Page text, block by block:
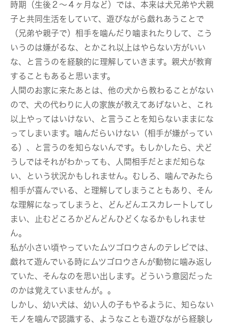
時期（生後２〜４ヶ月など）では、本来は犬兄弟や犬親
子と共同生活をしていて、遊びながら戯れあうことで
（兄弟や親子で）相手を噛んだり噛まれたりして、こう
いうのは嫌がるな、とかこれ以上はやらない方がいい
な、と言うのを経験的に理解していきます。親犬が教育
することもあると思います。
人間のお家に来たあとは、他の犬から教わることがない
ので、犬の代わりに人の家族が教えてあげないと、これ
以上やってはいけない、と言うことを知らないままにな
ってしまいます。噛んだらいけない（相手が嫌がってい
る）、と言うのを知らないんです。もしかしたら、犬ど
うしではそれがわかっても、人間相手だとまだ知らな
い、という状況かもしれません。むしろ、噛んでみたら
相手が喜んでいる、と理解してしまうこともあり、そん
な理解になってしまうと、どんどんエスカレートしてし
まい、止むどころかどんどんひどくなるかもしれませ
ん。
私が小さい頃やっていたムツゴロウさんのテレビでは、
戯れて遊んでいる時にムツゴロウさんが動物に噛み返し
ていた、そんなのを思い出します。どういう意図だった
のかは覚えていませんが。。
しかし、幼い犬は、幼い人の子もやるように、知らない
モノを噛んで認識する、ようなことも遊びながら経験し